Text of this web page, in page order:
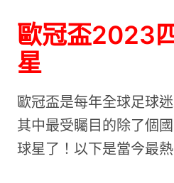
歐冠盃2023
星
歐冠盃是每年全球足球
其中最受矚目的除了個
球星了！以下是當今最